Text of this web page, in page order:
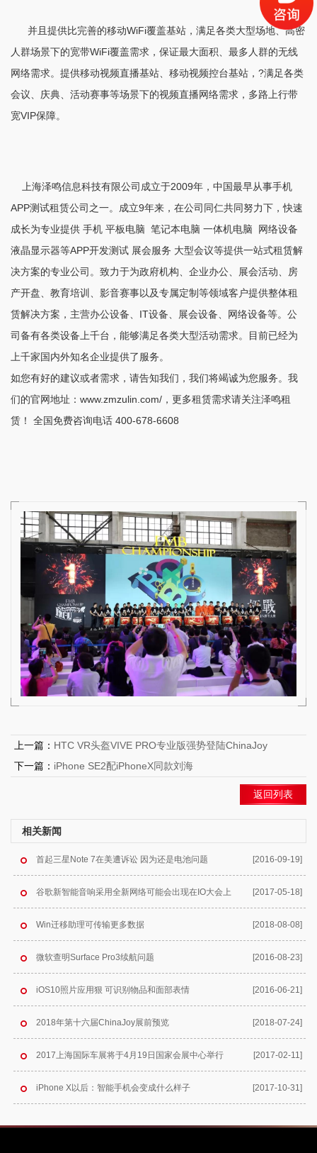
并且提供比完善的移动WiFi覆盖基站，满足各类大型场地、高密
人群场景下的宽带WiFi覆盖需求，保证最大面积、最多人群的无线
网络需求。提供移动视频直播基站、移动视频控台基站，?满足各类
会议、庆典、活动赛事等场景下的视频直播网络需求，多路上行带
宽VIP保障。
上海泽鸣信息科技有限公司成立于2009年，中国最早从事手机
APP测试租赁公司之一。成立9年来，在公司同仁共同努力下，快速
成长为专业提供 手机 平板电脑 笔记本电脑 一体机电脑 网络设备
液晶显示器等APP开发测试 展会服务 大型会议等提供一站式租赁解
决方案的专业公司。致力于为政府机构、企业办公、展会活动、房
产开盘、教育培训、影音赛事以及专属定制等领域客户提供整体租
赁解决方案，主营办公设备、IT设备、展会设备、网络设备等。公
司备有各类设备上千台，能够满足各类大型活动需求。目前已经为
上千家国内外知名企业提供了服务。
如您有好的建议或者需求，请告知我们，我们将竭诚为您服务。我
们的官网地址：www.zmzulin.com/，更多租赁需求请关注泽鸣租
赁！ 全国免费咨询电话 400-678-6608
上一篇： HTC VR头盔VIVE PRO专业版强势登陆ChinaJoy
下一篇： iPhone SE2配iPhoneX同款刘海
返回列表
相关新闻
首起三星Note 7在美遭诉讼 因为还是电池问题 [2016-09-19]
谷歌新智能音响采用全新网络可能会出现在IO大会上 [2017-05-18]
Win迁移助理可传输更多数据 [2018-08-08]
微软查明Surface Pro3续航问题 [2016-08-23]
iOS10照片应用狠 可识别物品和面部表情 [2016-06-21]
2018年第十六届ChinaJoy展前预览 [2018-07-24]
2017上海国际车展将于4月19日国家会展中心举行 [2017-02-11]
iPhone X以后：智能手机会变成什么样子 [2017-10-31]